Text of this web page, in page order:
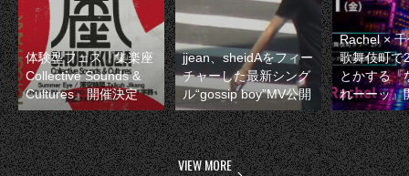
体験型フェス『集楽座
Collective Sounds &
Cultures』開催決定
jjean、sheidAをフィー
チャーした最新シング
ル“gossip boy”MV公開
Rachel ×
歌舞伎町で
とかする『
れーーッ』
VIEW MORE